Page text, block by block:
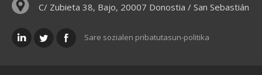
C/ Zubieta 38, Bajo, 20007 Donostia / San Sebastián
Sare sozialen pribatutasun-politika